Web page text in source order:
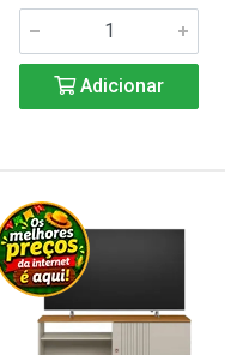
Adicionar